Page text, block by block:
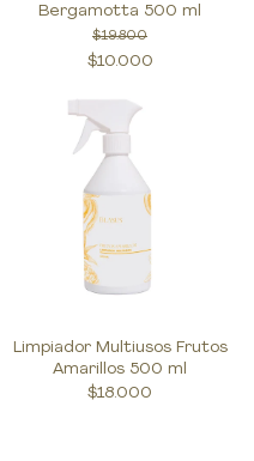
Bergamotta 500 ml
$19.800
$10.000
Limpiador Multiusos Frutos
Amarillos 500 ml
$18.000